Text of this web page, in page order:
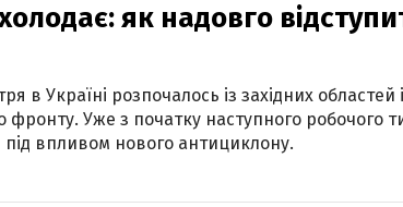
як надовго
в Україні розпочалось із західних областей
Уже з початку наступного робочого
під впливом нового антициклону.